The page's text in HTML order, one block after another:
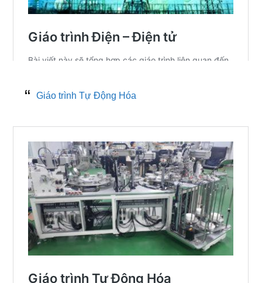
Giáo trình Tự Động Hóa